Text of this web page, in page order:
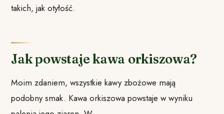
takich, jak otyłość.
Jak powstaje kawa orkiszowa?
Moim zdaniem, wszystkie kawy zbożowe mają
podobny smak. Kawa orkiszowa powstaje w wyniku